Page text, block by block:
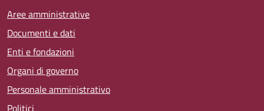
Aree amministrative
Documenti e dati
Enti e fondazioni
Organi di governo
Personale amministrativo
Politici